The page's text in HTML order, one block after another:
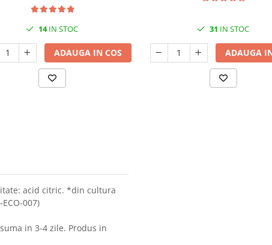
14IN STOC
ADAUGA IN COS
31 IN STOC
ADAUGA
acid citric. *din cultura
007)
in 3-4 zile. Produs in